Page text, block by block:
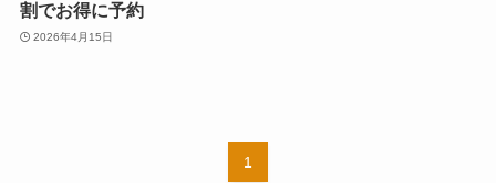
割でお得に予約
2026年4月15日
1